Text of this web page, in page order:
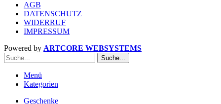
AGB
DATENSCHUTZ
WIDERRUF
IMPRESSUM
Powered by ARTCORE WEBSYSTEMS
Suche...
Menü
Kategorien
Geschenke